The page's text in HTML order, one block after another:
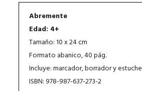
Abremente
Edad: 4+
Tamaño: 10 x 24 cm
Formato abanico, 40 pág.
Incluye: marcador, borrador y estuche
ISBN: 978-987-637-273-2